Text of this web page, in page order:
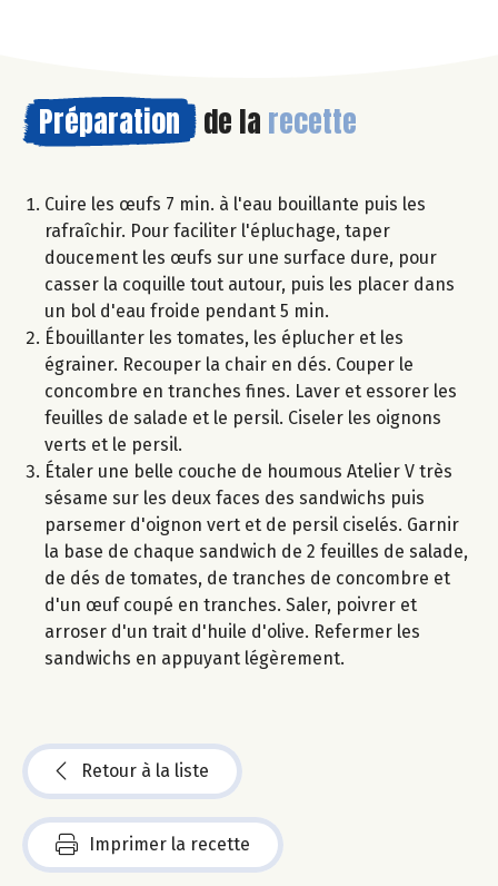
Préparation de la recette
Cuire les œufs 7 min. à l'eau bouillante puis les
rafraîchir. Pour faciliter l'épluchage, taper
doucement les œufs sur une surface dure, pour
casser la coquille tout autour, puis les placer dans
un bol d'eau froide pendant 5 min.
Ébouillanter les tomates, les éplucher et les
égrainer. Recouper la chair en dés. Couper le
concombre en tranches fines. Laver et essorer les
feuilles de salade et le persil. Ciseler les oignons
verts et le persil.
Étaler une belle couche de houmous Atelier V très
sésame sur les deux faces des sandwichs puis
parsemer d'oignon vert et de persil ciselés. Garnir
la base de chaque sandwich de 2 feuilles de salade,
de dés de tomates, de tranches de concombre et
d'un œuf coupé en tranches. Saler, poivrer et
arroser d'un trait d'huile d'olive. Refermer les
sandwichs en appuyant légèrement.
Retour à la liste
Imprimer la recette